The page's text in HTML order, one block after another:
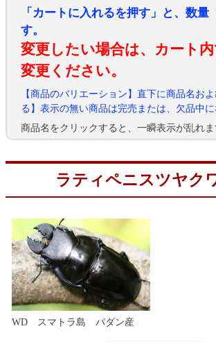
「カートに入れるを押す」と、数量
す。
変更したい場合は、カート
変更ください。
【商品のバリエーション】直下に商品名お
る】表示の無い商品は完売または、欠品中に
商品名をクリックすると、一瞬表示が乱れま
ラティペニスツヤク
WD スマトラ島 パダン産